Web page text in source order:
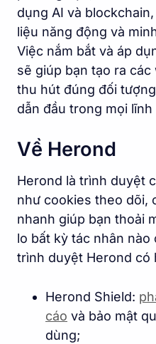
dụng AI và
liệu năng động và
Việc nắm bắt và áp
sẽ giúp bạn tạo ra
thu hút đúng đối
dẫn đầu trong mọi lĩnh
Về Herond
Herond là trình duyệt
như cookies theo dõi,
nhanh giúp bạn thoải
lo bất kỳ tác nhân nào
trình duyệt Herond có
Herond Shield:
cáo và bảo mật
dùng;